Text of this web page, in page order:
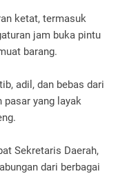
ketat, termasuk
jam buka pintu
barang.
adil, dan bebas dari
yang layak
Sekretaris Daerah,
dari berbagai